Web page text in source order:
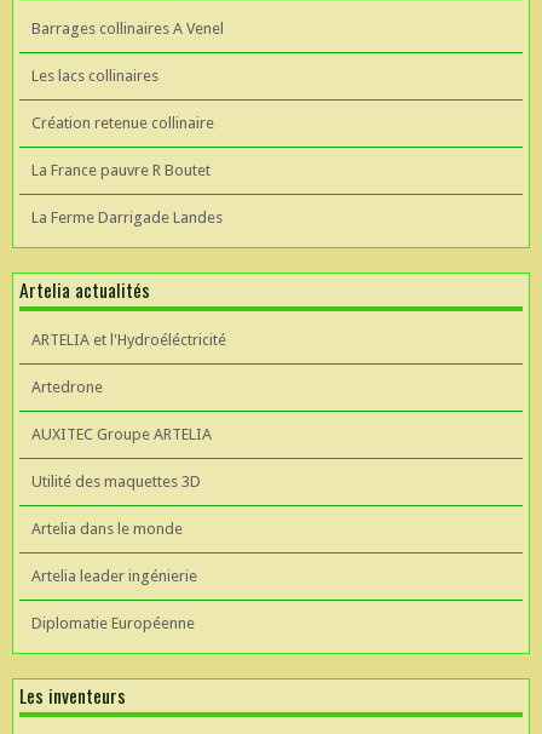
Barrages collinaires A Venel
Les lacs collinaires
Création retenue collinaire
La France pauvre R Boutet
La Ferme Darrigade Landes
Artelia actualités
ARTELIA et l'Hydroéléctricité
Artedrone
AUXITEC Groupe ARTELIA
Utilité des maquettes 3D
Artelia dans le monde
Artelia leader ingénierie
Diplomatie Européenne
Les inventeurs